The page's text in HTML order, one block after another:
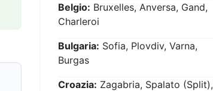
Belgio: Bruxelles, Anversa, Gand,
Charleroi
Bulgaria: Sofia, Plovdiv, Varna,
Burgas
Croazia: Zagabria, Spalato (Split),